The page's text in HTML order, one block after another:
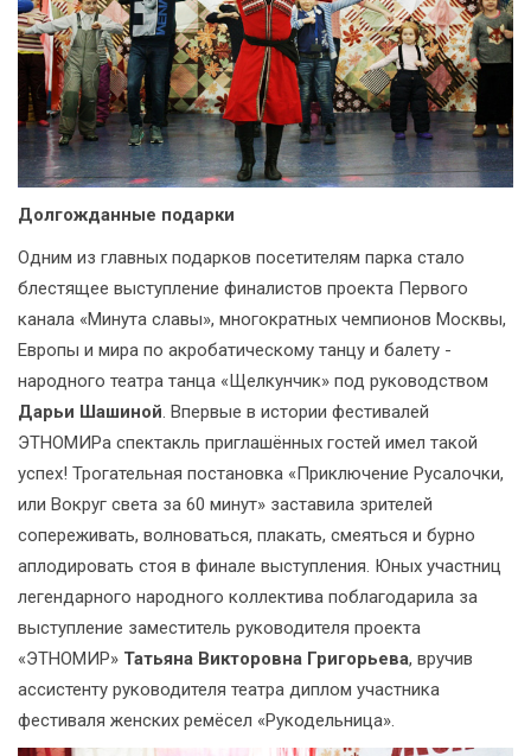
Долгожданные подарки
Одним из главных подарков посетителям парка стало
блестящее выступление финалистов проекта Первого
канала «Минута славы», многократных чемпионов Москвы,
Европы и мира по акробатическому танцу и балету -
народного театра танца «Щелкунчик» под руководством
Дарьи Шашиной. Впервые в истории фестивалей
ЭТНОМИРа спектакль приглашённых гостей имел такой
успех! Трогательная постановка «Приключение Русалочки,
или Вокруг света за 60 минут» заставила зрителей
сопереживать, волноваться, плакать, смеяться и бурно
аплодировать стоя в финале выступления. Юных участниц
легендарного народного коллектива поблагодарила за
выступление заместитель руководителя проекта
«ЭТНОМИР» Татьяна Викторовна Григорьева, вручив
ассистенту руководителя театра диплом участника
фестиваля женских ремёсел «Рукодельница».